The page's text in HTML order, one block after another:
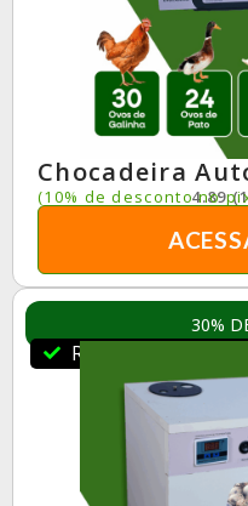
Chocadeira
4.89
(10% de desconto no
30%
RuralBR Indica